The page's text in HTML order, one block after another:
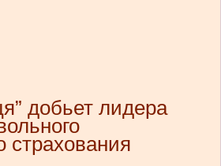
добьет лидера
страхования